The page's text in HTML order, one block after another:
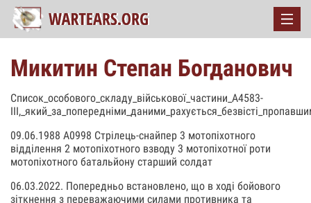
Микитин Степан Богданович
Список_особового_складу_вiйськової_частини_А4583-
09.06.1988 А0998 Стрілець-снайпер 3 мотопіхотного
відділення 2 мотопіхотного взводу 3 мотопіхотної роти
мотопіхотного батальйону старший солдат
06.03.2022. Попередньо встановлено, що в ході бойового
зіткнення з переважаючими силами противника та